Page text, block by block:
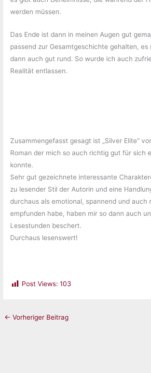
werden müssen.
Das Ende ist dann in meinen Augen gut
passend zur Gesamtgeschichte gehalten, es
dann auch gut rund. So wurde ich auch
Realität entlassen.
Zusammengefasst gesagt ist „Silver Elite“
Roman der mich so auch richtig gut für sich
konnte.
Sehr gut gezeichnete interessante
zu lesender Stil der Autorin und eine
durchaus als emotional, spannend und auch
empfunden habe, haben mir so dann auch
Lesestunden beschert.
Durchaus lesenswert!
Post Views: 103
← Vorheriger Beitrag